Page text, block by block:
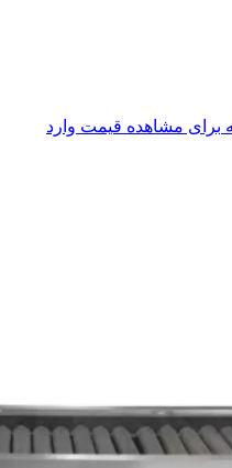
برای مشاهده قیمت وارد